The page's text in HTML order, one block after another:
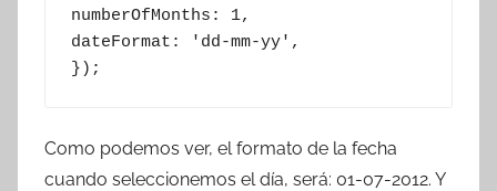
numberOfMonths: 1,
dateFormat: 'dd-mm-yy',
});
Como podemos ver, el formato de la fecha
cuando seleccionemos el día, será: 01-07-2012. Y